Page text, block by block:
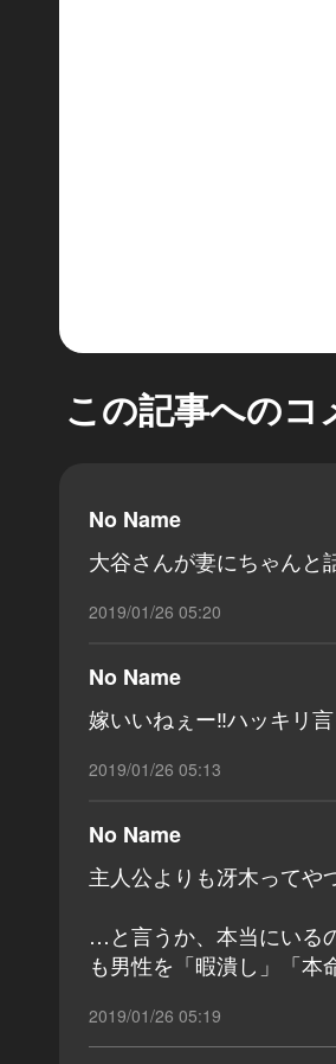
この記事へのコ
No Name
大谷さんが妻にちゃんと
2019/01/26 05:20
No Name
嫁いいねぇー‼︎ハッキリ
2019/01/26 05:13
No Name
主人公よりも冴木ってや
…と言うか、本当にいる
も男性を「暇潰し」「本
2019/01/26 05:19